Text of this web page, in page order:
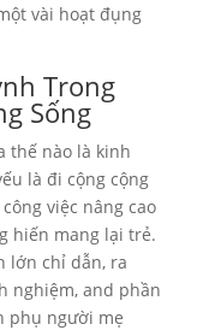
vài hoạt đụng
Trong
Sống
thế nào là kinh
là đi cộng cộng
việc nâng cao
hiến mang lại trẻ.
lớn chỉ dẫn, ra
nghiệm, and phần
phụ người mẹ